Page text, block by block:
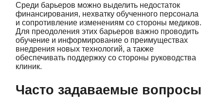
Среди барьеров можно выделить недостаток
финансирования, нехватку обученного персонала
и сопротивление изменениям со стороны медиков.
Для преодоления этих барьеров важно проводить
обучение и информирование о преимуществах
внедрения новых технологий, а также
обеспечивать поддержку со стороны руководства
клиник.
Часто задаваемые вопросы